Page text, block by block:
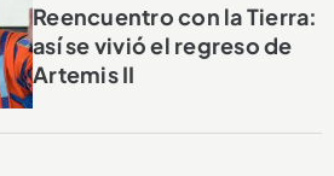
Reencuentro con la Tierra:
así se vivió el regreso de
Artemis II